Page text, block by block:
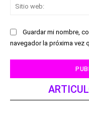
Guardar mi nombre,
navegador la próxima vez